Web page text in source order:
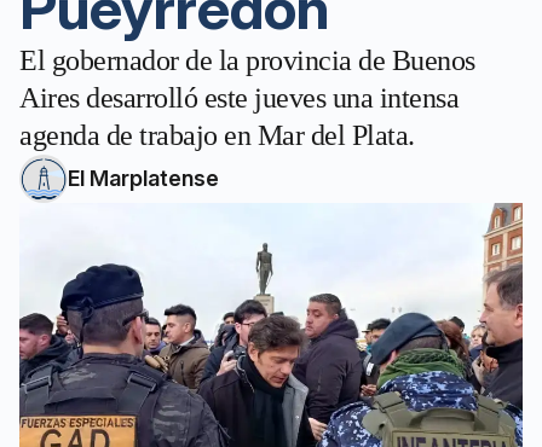
El gobernador de la provincia de Buenos
Aires desarrolló este jueves una intensa
agenda de trabajo en Mar del Plata.
El Marplatense